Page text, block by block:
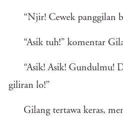
“Njir! Cewek panggilan
“Asik tuh!” komentar
“Asik! Asik! Gundulmu!
giliran lo!”
Gilang tertawa keras,